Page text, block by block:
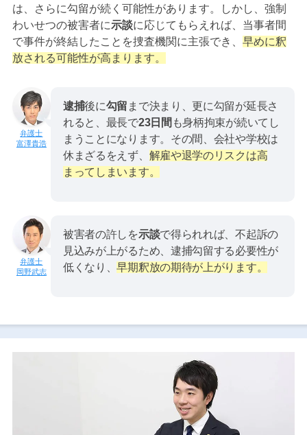
は、さらに勾留が続く可能性があります。しかし、強制
わいせつの被害者に示談に応じてもらえれば、当事者間
で事件が終結したことを捜査機関に主張でき、 早めに釈
放される可能性が高まります。
富澤貴浩
逮捕後に勾留 まで決まり、更に勾留が延長さ
れると、最長で23日間 も身柄拘束が続いてし
まうことになります。その間、会社や学校は
休まざるをえず、 解雇や退学のリスクは高
まってしまいます。
岡野武志
被害者の許しを示談で得られれば、不起訴の
見込みが上がるため、逮捕勾留する必要性が
低くなり、早期釈放の期待が上がります。